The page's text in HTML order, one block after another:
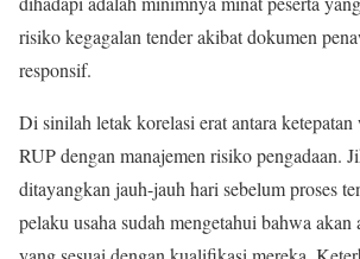
risiko kegagalan tender akibat dokumen
responsif.
Di sinilah letak korelasi erat antara
RUP dengan manajemen risiko pengadaan.
ditayangkan jauh-jauh hari sebelum proses
pelaku usaha sudah mengetahui bahwa akan